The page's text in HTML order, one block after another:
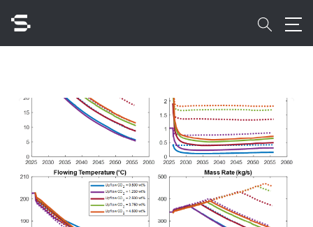
main
Acesso rápido a
search